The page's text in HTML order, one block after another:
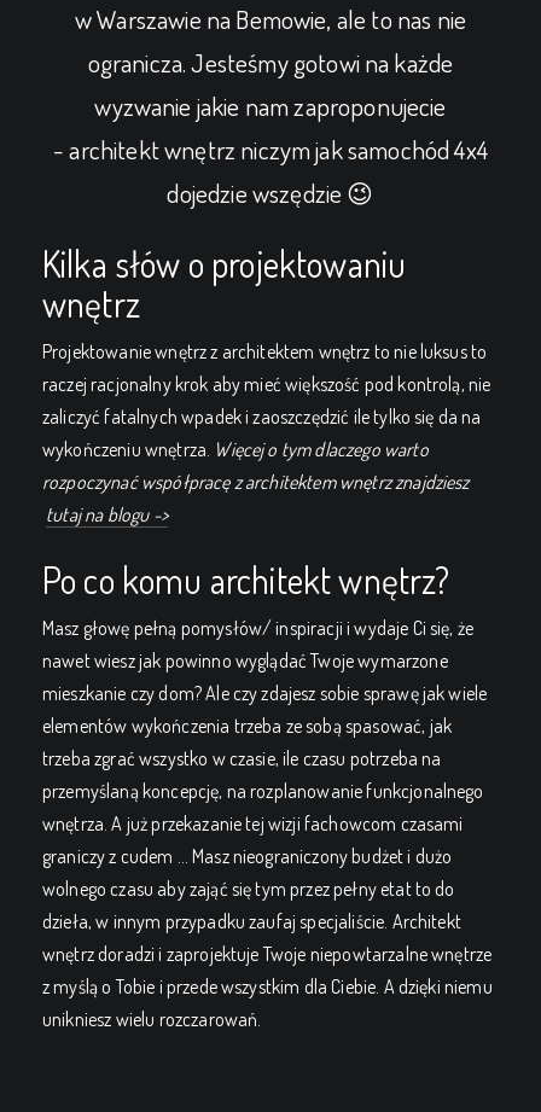
w Warszawie na Bemowie, ale to nas nie
ogranicza. Jesteśmy gotowi na każde
wyzwanie jakie nam zaproponujecie
-architekt wnętrz niczym jak samochód 4x4
dojedzie wszędzie 😉
Kilka słów o projektowaniu
wnętrz
Projektowanie wnętrz z architektem wnętrz to nie luksus to
raczej racjonalny krok aby mieć większość pod kontrolą, nie
zaliczyć fatalnych wpadek i zaoszczędzić ile tylko się da na
wykończeniu wnętrza. Więcej o tym dlaczego warto
rozpoczynać współpracę z architektem wnętrz znajdziesz
tutaj na blogu ->
Po co komu architekt wnętrz?
Masz głowę pełną pomysłów/ inspiracji i wydaje Ci się, że
nawet wiesz jak powinno wyglądać Twoje wymarzone
mieszkanie czy dom? Ale czy zdajesz sobie sprawę jak wiele
elementów wykończenia trzeba ze sobą spasować, jak
trzeba zgrać wszystko w czasie, ile czasu potrzeba na
przemyślaną koncepcję, na rozplanowanie funkcjonalnego
wnętrza. A już przekazanie tej wizji fachowcom czasami
graniczy z cudem … Masz nieograniczony budżet i dużo
wolnego czasu aby zająć się tym przez pełny etat to do
dzieła, w innym przypadku zaufaj specjaliście. Architekt
wnętrz doradzi i zaprojektuje Twoje niepowtarzalne wnętrze
z myślą o Tobie i przede wszystkim dla Ciebie. A dzięki niemu
unikniesz wielu rozczarowań.